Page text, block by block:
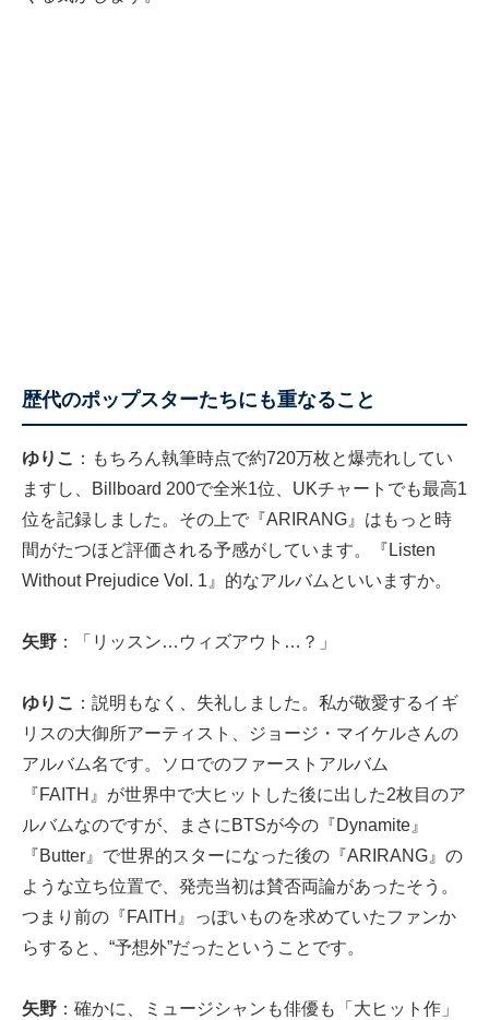
歴代のポップスターたちにも重なること
ゆりこ
：もちろん執筆時点で約720万枚と爆売れしてい
ますし、Billboard 200で全米1位、UKチャートでも最高1
位を記録しました。その上で『ARIRANG』はもっと時
間がたつほど評価される予感がしています。『Listen
Without Prejudice Vol. 1』的なアルバムといいますか。
矢野 ：「リッスン…ウィズアウト…？」
ゆりこ
：説明もなく、失礼しました。私が敬愛するイギ
リスの大御所アーティスト、ジョージ・マイケルさんの
アルバム名です。ソロでのファーストアルバム
『FAITH』が世界中で大ヒットした後に出した2枚目のア
ルバムなのですが、まさにBTSが今の『Dynamite』
『Butter』で世界的スターになった後の『ARIRANG』の
ような立ち位置で、発売当初は賛否両論があったそう。
つまり前の『FAITH』っぽいものを求めていたファンか
らすると、“予想外”だったということです。
矢野 ：確かに、ミュージシャンも俳優も「大ヒット作」